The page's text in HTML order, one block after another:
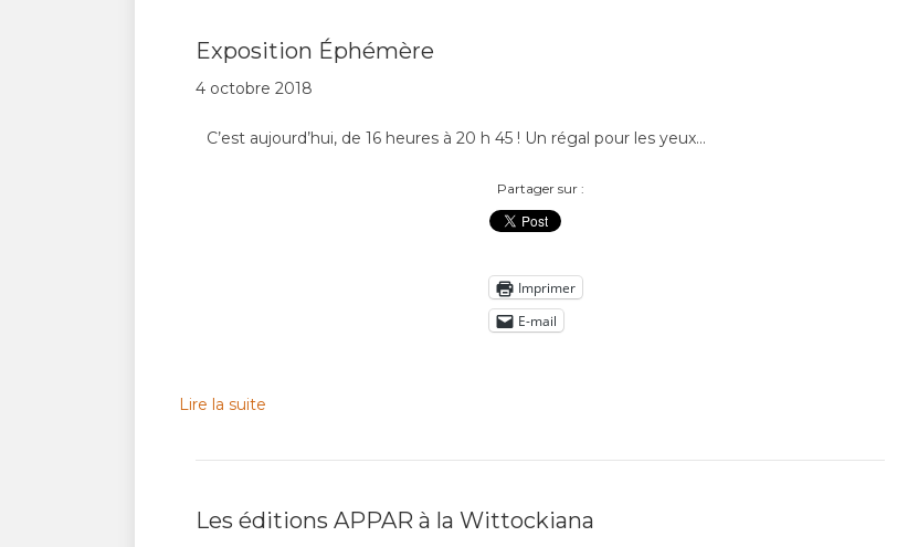
Exposition Éphémère
4 octobre 2018
C’est aujourd’hui, de 16 heures à 20 h 45 ! Un régal pour les yeux…
Partager sur :
Imprimer
E-mail
Lire la suite
Les éditions APPAR à la Wittockiana